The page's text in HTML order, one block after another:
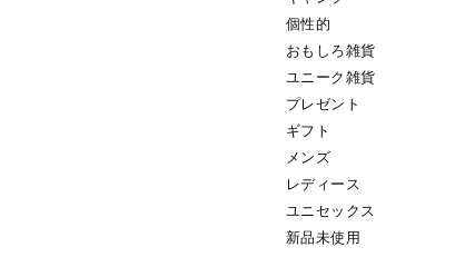
個性的
おもしろ雑貨
ユニーク雑貨
プレゼント
ギフト
メンズ
レディース
ユニセックス
新品未使用